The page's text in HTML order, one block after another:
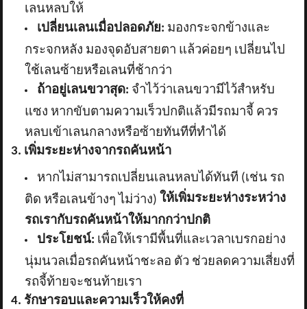
เลนหลบให้
เปลี่ยนเลนเมื่อปลอดภัย: มองกระจกข้างและ
กระจกหลัง มองจุดอับสายตา แล้วค่อยๆ เปลี่ยนไป
ใช้เลนซ้ายหรือเลนที่ช้ากว่า
ถ้าอยู่เลนขวาสุด: จำไว้ว่าเลนขวามีไว้สำหรับ
แซง หากขับตามความเร็วปกติแล้วมีรถมาจี้ ควร
หลบเข้าเลนกลางหรือซ้ายทันทีที่ทำได้
3. เพิ่มระยะห่างจากรถคันหน้า
หากไม่สามารถเปลี่ยนเลนหลบได้ทันที (เช่น รถ
ติด หรือเลนข้างๆ ไม่ว่าง) ให้เพิ่มระยะห่างระหว่าง
รถเรากับรถคันหน้าให้มากกว่าปกติ
ประโยชน์: เพื่อให้เรามีพื้นที่และเวลาเบรกอย่าง
นุ่มนวลเมื่อรถคันหน้าชะลอ ตัว ช่วยลดความเสี่ยงที่
รถจี้ท้ายจะชนท้ายเรา
4. รักษารอบและความเร็วให้คงที่